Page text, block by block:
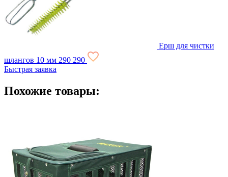
Ерш для чистки
шлангов 10 мм 290 290
Быстрая заявка
Похожие товары: